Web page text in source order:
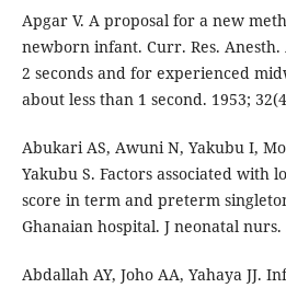
Apgar V. A proposal for a new
newborn infant. Curr. Res. Anesth.
2 seconds and for experienced
about less than 1 second. 1953;
Abukari AS, Awuni N, Yakubu I,
Yakubu S. Factors associated with
score in term and preterm
Ghanaian hospital. J neonatal nurs.
Abdallah AY, Joho AA, Yahaya JJ.